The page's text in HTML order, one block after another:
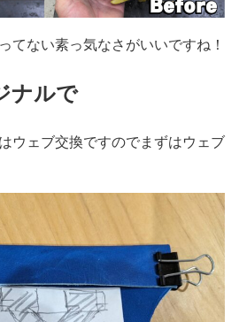
てない素っ気なさがいいですね！
ナルで
ウェブ交換ですのでまずはウェブ